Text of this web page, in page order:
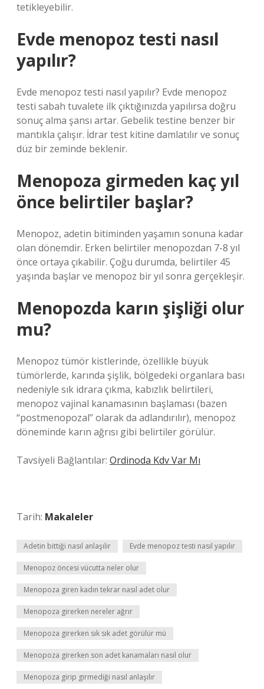
tetikleyebilir.
Evde menopoz testi nasıl
yapılır?
Evde menopoz testi nasıl yapılır? Evde menopoz
testi sabah tuvalete ilk çıktığınızda yapılırsa doğru
sonuç alma şansı artar. Gebelik testine benzer bir
mantıkla çalışır. İdrar test kitine damlatılır ve sonuç
düz bir zeminde beklenir.
Menopoza girmeden kaç yıl
önce belirtiler başlar?
Menopoz, adetin bitiminden yaşamın sonuna kadar
olan dönemdir. Erken belirtiler menopozdan 7-8 yıl
önce ortaya çıkabilir. Çoğu durumda, belirtiler 45
yaşında başlar ve menopoz bir yıl sonra gerçekleşir.
Menopozda karın şişliği olur
mu?
Menopoz tümör kistlerinde, özellikle büyük
tümörlerde, karında şişlik, bölgedeki organlara bası
nedeniyle sık idrara çıkma, kabızlık belirtileri,
menopoz vajinal kanamasının başlaması (bazen
“postmenopozal” olarak da adlandırılır), menopoz
döneminde karın ağrısı gibi belirtiler görülür.
Tavsiyeli Bağlantılar: Ordinoda Kdv Var Mı
Tarih: Makaleler
Adetin bittiği nasıl anlaşılır Evde menopoz testi nasıl yapılır
Menopoz öncesi vücutta neler olur
Menopoza giren kadın tekrar nasıl adet olur
Menopoza girerken nereler ağrır
Menopoza girerken sık sık adet görülür mü
Menopoza girerken son adet kanamaları nasıl olur
Menopoza girip girmediği nasıl anlaşılır